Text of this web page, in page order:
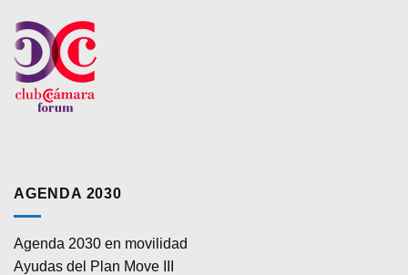
AGENDA 2030
Agenda 2030 en movilidad
Ayudas del Plan Move III